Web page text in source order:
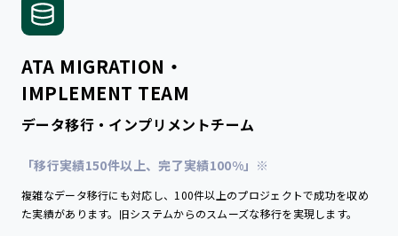
IMPLEMENT TEAM
データ移行・インプリメントチーム
複雑なデータ移行にも対応し、100件以上のプロジェクトで成功を収め
た実績があります。旧システムからのスムーズな移行を実現します。
※2025年6月時点